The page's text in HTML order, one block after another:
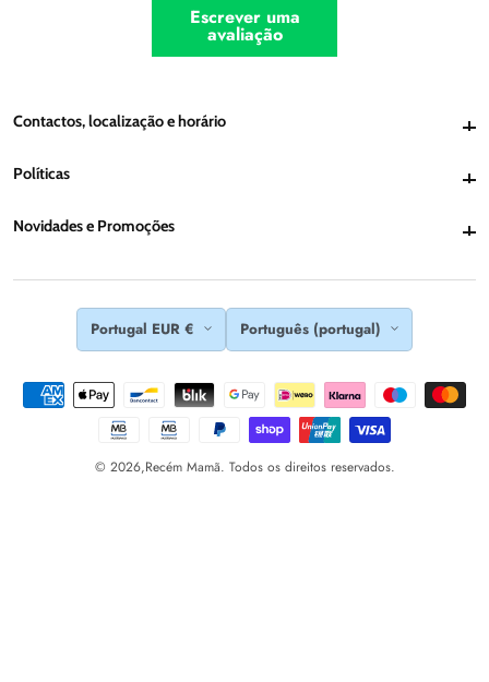
Escrever uma
avaliação
Contactos, localização e horárioContactos, localização e horário
Políticas
Novidades e PromoçõesNovidades e Promoções
Portugal EUR € Português (portugal)
© 2026,Recém Mamã. Todos os direitos reservados.